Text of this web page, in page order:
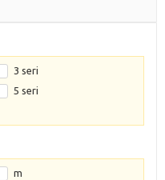
3 seri
5 seri
m